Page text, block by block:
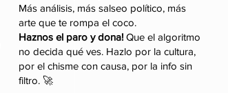
Más análisis, más salseo político, más
arte que te rompa el coco.
Haznos el paro y dona! Que el algoritmo
no decida qué ves. Hazlo por la cultura,
por el chisme con causa, por la info sin
filtro. 🚀